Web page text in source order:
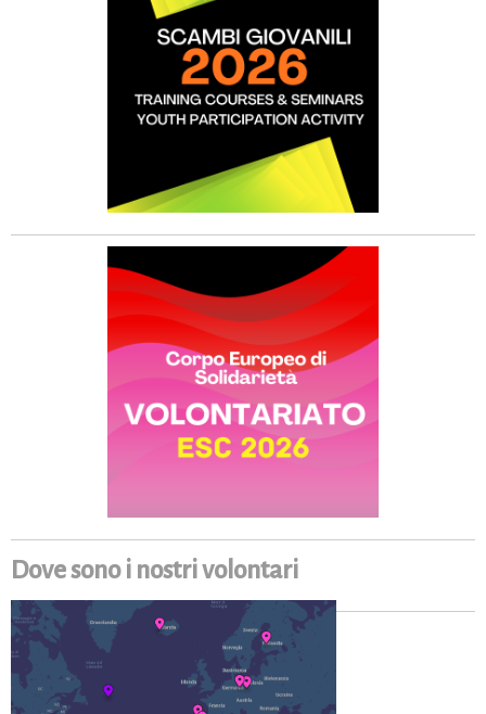
Dove sono i nostri volontari